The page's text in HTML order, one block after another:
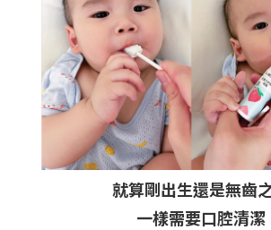
就算剛出生還是無齒
一樣需要口腔清潔